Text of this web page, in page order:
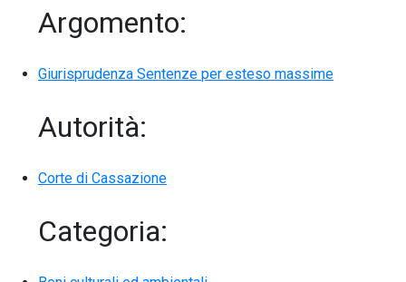
Argomento:
Giurisprudenza Sentenze per esteso massime
Autorità:
Corte di Cassazione
Categoria: